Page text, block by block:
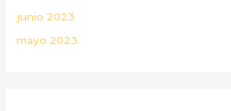
junio 2023
mayo 2023